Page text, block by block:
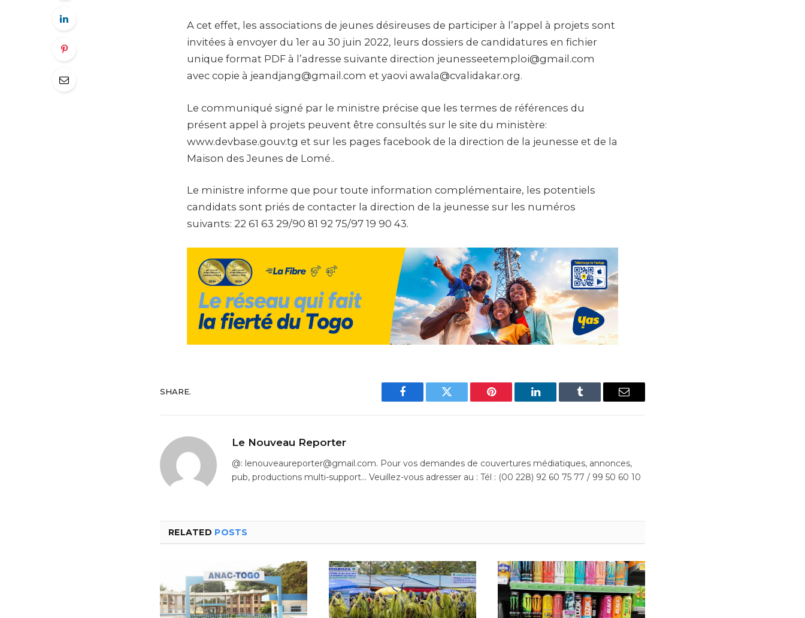
A cet effet, les associations de jeunes désireuses de participer à l’appel à projets sont
invitées à envoyer du 1er au 30 juin 2022, leurs dossiers de candidatures en fichier
unique format PDF à l’adresse suivante direction jeunesseetemploi@gmail.com
avec copie à jeandjang@gmail.com et yaovi awala@cvalidakar.org.
Le communiqué signé par le ministre précise que les termes de références du
présent appel à projets peuvent être consultés sur le site du ministère:
www.devbase.gouv.tg et sur les pages facebook de la direction de la jeunesse et de la
Maison des Jeunes de Lomé..
Le ministre informe que pour toute information complémentaire, les potentiels
candidats sont priés de contacter la direction de la jeunesse sur les numéros
suivants: 22 61 63 29/90 81 92 75/97 19 90 43.
SHARE.
Facebook Twitter Pinterest LinkedIn Tumblr Email
Le Nouveau Reporter
@: lenouveaureporter@gmail.com. Pour vos demandes de couvertures médiatiques, annonces,
pub, productions multi-support… Veuillez-vous adresser au : Tél : (00 228) 92 60 75 77 / 99 50 60 10
RELATED POSTS